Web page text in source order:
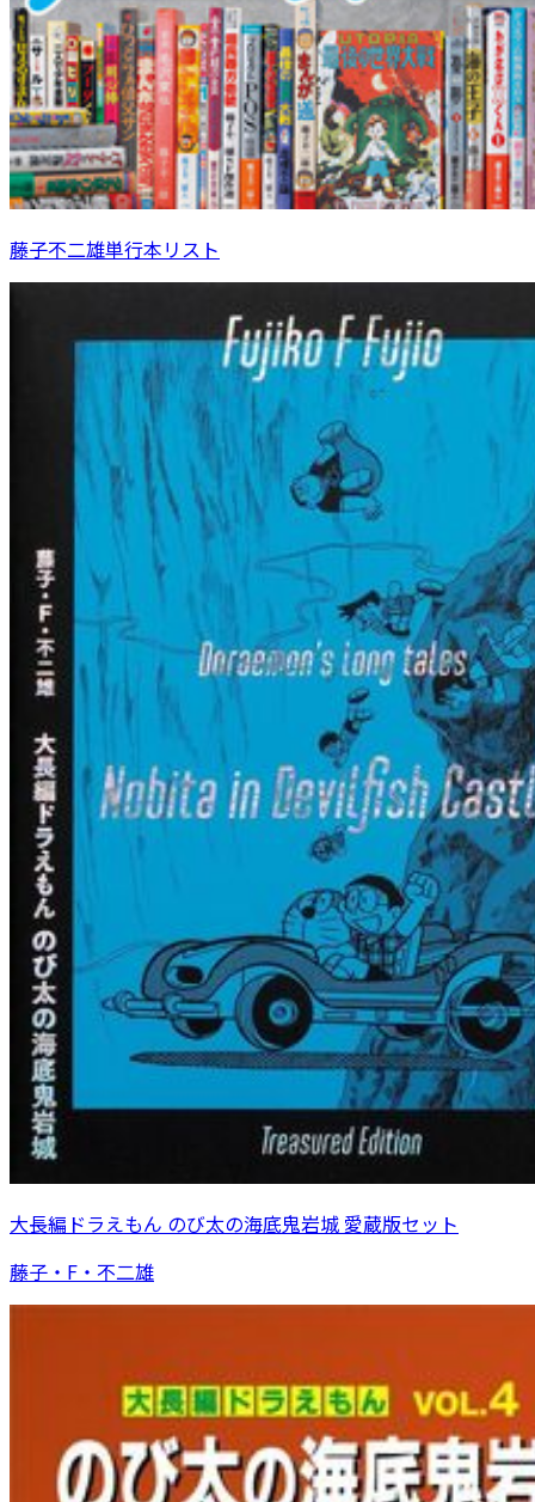
藤子不二雄単行本リスト
大長編ドラえもん のび太の海底鬼岩城 愛蔵版セット
藤子・F・不二雄